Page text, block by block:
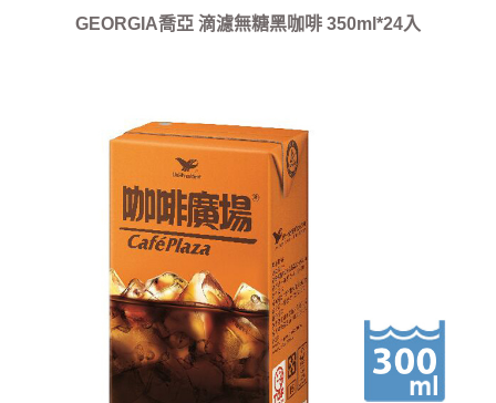
GEORGIA喬亞 滴濾無糖黑咖啡 350ml*24入